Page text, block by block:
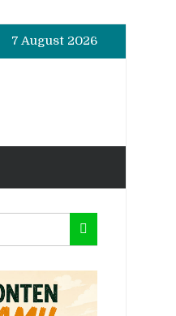
7 August 2026
Search